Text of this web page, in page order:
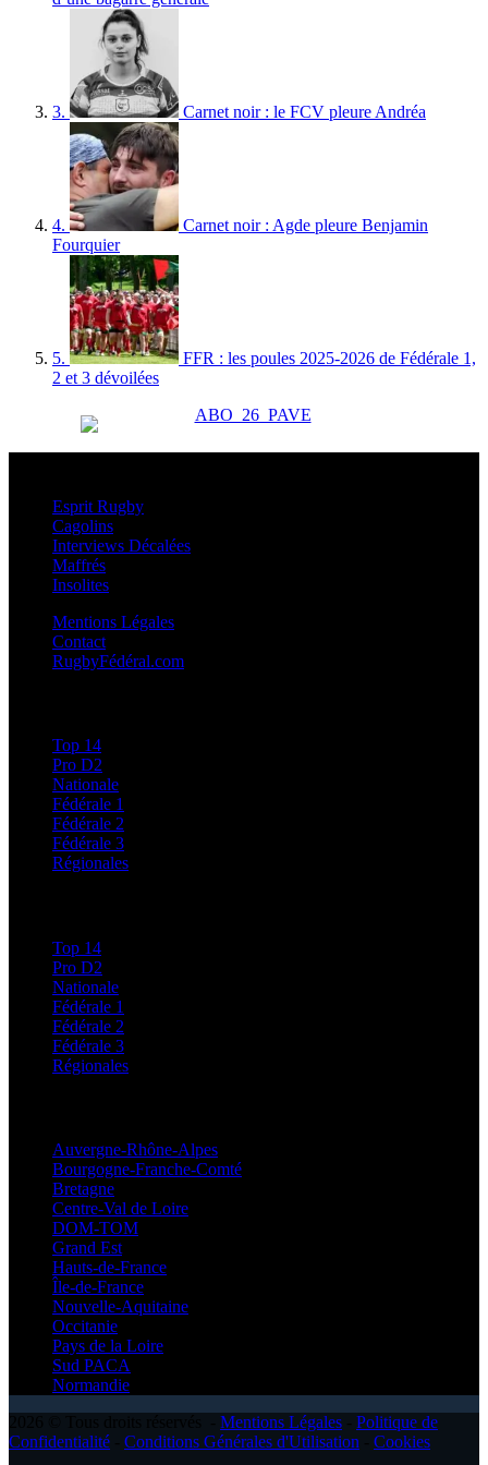
3. Carnet noir : le FCV pleure Andréa
4.
Carnet noir : Agde pleure Benjamin
Fourquier
5.
FFR : les poules 2025-2026 de Fédérale 1,
2 et 3 dévoilées
Esprit Rugby
Cagolins
Interviews Décalées
Maffrés
Insolites
Mentions Légales
Contact
RugbyFédéral.com
Top 14
Pro D2
Nationale
Fédérale 1
Fédérale 2
Fédérale 3
Régionales
Top 14
Pro D2
Nationale
Fédérale 1
Fédérale 2
Fédérale 3
Régionales
Auvergne-Rhône-Alpes
Bourgogne-Franche-Comté
Bretagne
Centre-Val de Loire
DOM-TOM
Grand Est
Hauts-de-France
Île-de-France
Nouvelle-Aquitaine
Occitanie
Pays de la Loire
Sud PACA
Normandie
Mentions Légales
Politique de
Confidentialité
Conditions Générales d'Utilisation
Cookies